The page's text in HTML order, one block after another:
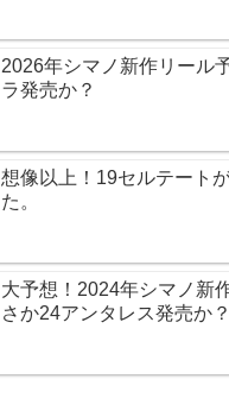
2026年シマノ新作リール
ラ発売か？
想像以上！19セルテート
た。
大予想！2024年シマノ新
さか24アンタレス発売か？